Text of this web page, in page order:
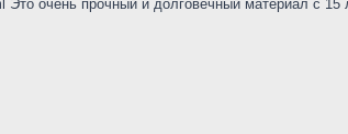
очень прочный и долговечный материал с 15